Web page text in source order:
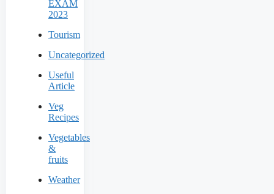
EXAM
2023
Tourism
Uncategorized
Useful
Article
Veg
Recipes
Vegetables
&
fruits
Weather